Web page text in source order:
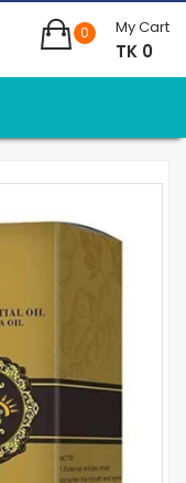
0 My Cart
TK 0